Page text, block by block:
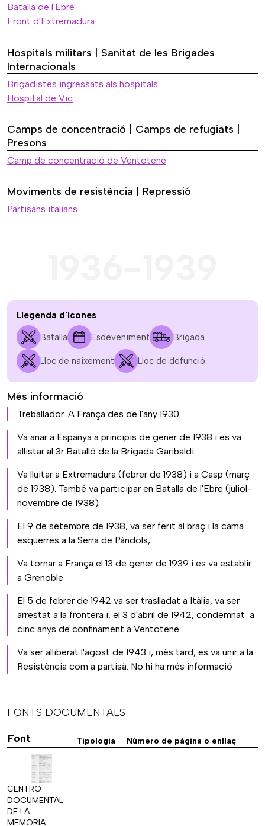
Batalla de l'Ebre
Front d'Extremadura
Hospitals militars | Sanitat de les Brigades
Internacionals
Brigadistes ingressats als hospitals
Hospital de Vic
Camps de concentració | Camps de refugiats |
Presons
Camp de concentració de Ventotene
Moviments de resistència | Repressió
Partisans italians
Llegenda d'icones
Batalla Esdeveniment Brigada
Lloc de naixement Lloc de defunció
Més informació
Treballador. A França des de l'any 1930
Va anar a Espanya a principis de gener de 1938 i es va
allistar al 3r Batalló de la Brigada Garibaldi
Va lluitar a Extremadura (febrer de 1938) i a Casp (març
de 1938). També va participar en Batalla de l'Ebre (juliol-
novembre de 1938)
El 9 de setembre de 1938, va ser ferit al braç i la cama
esquerres a la Serra de Pàndols,
Va tornar a França el 13 de gener de 1939 i es va establir
a Grenoble
El 5 de febrer de 1942 va ser traslladat a Itàlia, va ser
arrestat a la frontera i, el 3 d'abril de 1942, condemnat a
cinc anys de confinament a Ventotene
Va ser alliberat l'agost de 1943 i, més tard, es va unir a la
Resistència com a partisà. No hi ha més informació
FONTS DOCUMENTALS
Font
Tipologia Número de pàgina o enllaç
CENTRO
DOCUMENTAL
DE LA
MEMORIA